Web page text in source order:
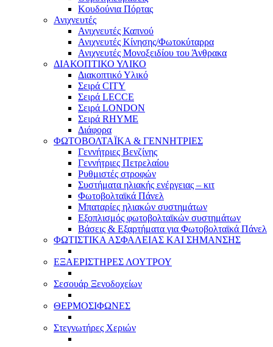
Κουδούνια Πόρτας
Ανιχνευτές
Ανιχνευτές Καπνού
Ανιχνευτές Κίνησης/Φωτοκύταρρα
Ανιχνευτές Μονοξειδίου του Άνθρακα
ΔΙΑΚΟΠΤΙΚΟ ΥΛΙΚΟ
Διακοπτικό Υλικό
Σειρά CITY
Σειρά LECCE
Σειρά LONDON
Σειρά RHYME
Διάφορα
ΦΩΤΟΒΟΛΤΑΪΚΑ & ΓΕΝΝΗΤΡΙΕΣ
Γεννήτριες Βενζίνης
Γεννήτριες Πετρελαίου
Ρυθμιστές στροφών
Συστήματα ηλιακής ενέργειας – κιτ
Φωτοβολταϊκά Πάνελ
Μπαταρίες ηλιακών συστημάτων
Εξοπλισμός φωτοβολταϊκών συστημάτων
Βάσεις & Εξαρτήματα για Φωτοβολταϊκά Πάνελ
ΦΩΤΙΣΤΙΚΑ ΑΣΦΑΛΕΙΑΣ ΚΑΙ ΣΗΜΑΝΣΗΣ
ΕΞΑΕΡΙΣΤΗΡΕΣ ΛΟΥΤΡΟΥ
Σεσουάρ Ξενοδοχείων
ΘΕΡΜΟΣΙΦΩΝΕΣ
Στεγνωτήρες Χεριών